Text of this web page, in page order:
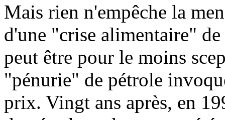
Mais rien n'empêche la
d'une "crise alimentaire"
peut être pour le moins
"pénurie" de pétrole
prix. Vingt ans après, en